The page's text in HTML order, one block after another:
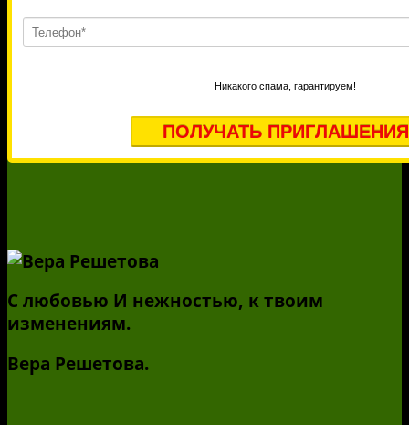
Никакого спама, гарантируем!
С любовью И нежностью, к твоим
изменениям.
Вера Решетова.